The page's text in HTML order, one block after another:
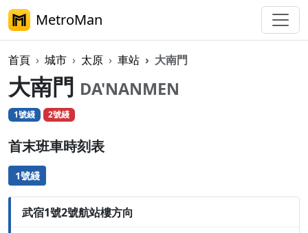
MetroMan
首頁 城市 太原 車站 大南門
大南門 DA'NANMEN
1號綫 2號綫
首末班車時刻表
1號綫
武宿1號2號航站樓方向